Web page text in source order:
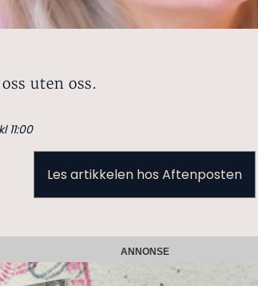
uten oss.
11:00
Les artikkelen hos Aftenposten
ANNONSE